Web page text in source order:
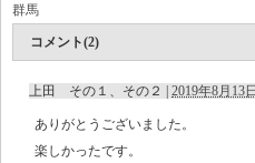
群馬
コメント(2)
上田 その１、その２ | 2019年8月13
ありがとうございました。
楽しかったです。